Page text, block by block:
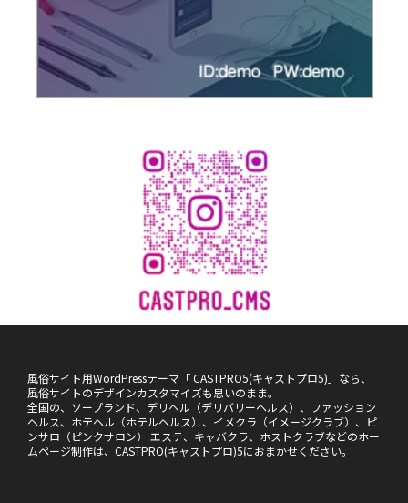
風俗サイト用WordPressテーマ「 CASTPRO5(キャストプロ5)」なら、
風俗サイトのデザインカスタマイズも思いのまま。
全国の、ソープランド、デリヘル（デリバリーヘルス）、ファッション
ヘルス、ホテヘル（ホテルヘルス）、イメクラ（イメージクラブ）、ピ
ンサロ（ピンクサロン） エステ、キャバクラ、ホストクラブなどのホー
ムページ制作は、CASTPRO(キャストプロ)5におまかせください。